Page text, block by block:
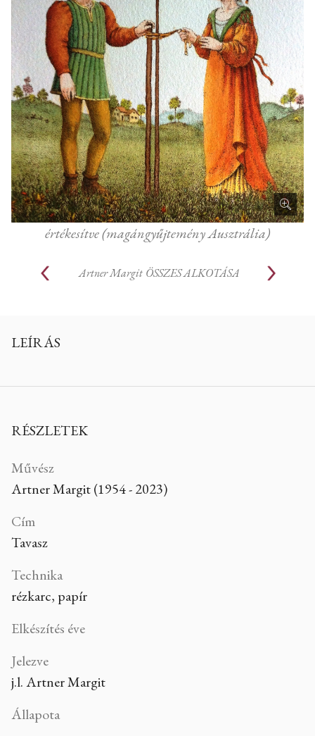
értékesítve (magángyűjtemény Ausztrália)
Artner Margit ÖSSZES ALKOTÁSA
LEÍRÁS
RÉSZLETEK
Művész
Artner Margit (1954 - 2023)
Cím
Tavasz
Technika
rézkarc, papír
Elkészítés éve
Jelezve
j.l. Artner Margit
Állapota